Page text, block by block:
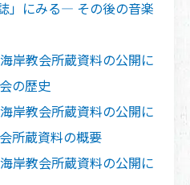
」にみる― その後の音楽
岸教会所蔵資料の公開に
の歴史
岸教会所蔵資料の公開に
所蔵資料の概要
岸教会所蔵資料の公開に